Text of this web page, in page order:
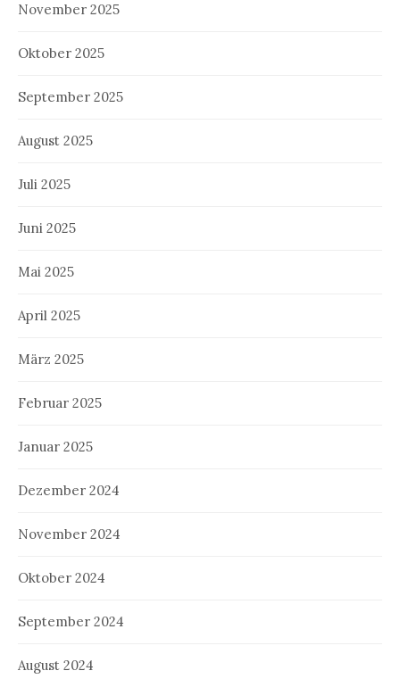
November 2025
Oktober 2025
September 2025
August 2025
Juli 2025
Juni 2025
Mai 2025
April 2025
März 2025
Februar 2025
Januar 2025
Dezember 2024
November 2024
Oktober 2024
September 2024
August 2024